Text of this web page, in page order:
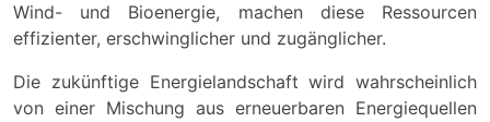
Wind- und Bioenergie, machen diese Ressourcen
effizienter, erschwinglicher und zugänglicher.
Die zukünftige Energielandschaft wird wahrscheinlich
von einer Mischung aus erneuerbaren Energiequellen